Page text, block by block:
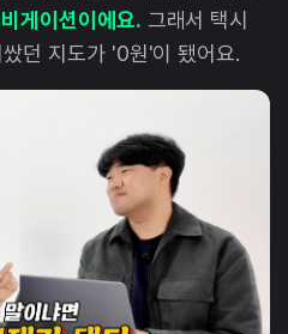
게이션이에요. 그래서 택시
던 지도가 '0원'이 됐어요.